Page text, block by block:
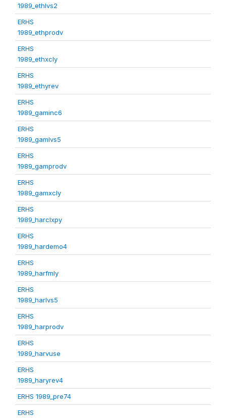
1989_ethlvs2
ERHS
1989_ethprodv
ERHS
1989_ethxcly
ERHS
1989_ethyrev
ERHS
1989_gaminc6
ERHS
1989_gamlvs5
ERHS
1989_gamprodv
ERHS
1989_gamxcly
ERHS
1989_harclxpy
ERHS
1989_hardemo4
ERHS
1989_harfmly
ERHS
1989_harlvs5
ERHS
1989_harprodv
ERHS
1989_harvuse
ERHS
1989_haryrev4
ERHS 1989_pre74
ERHS